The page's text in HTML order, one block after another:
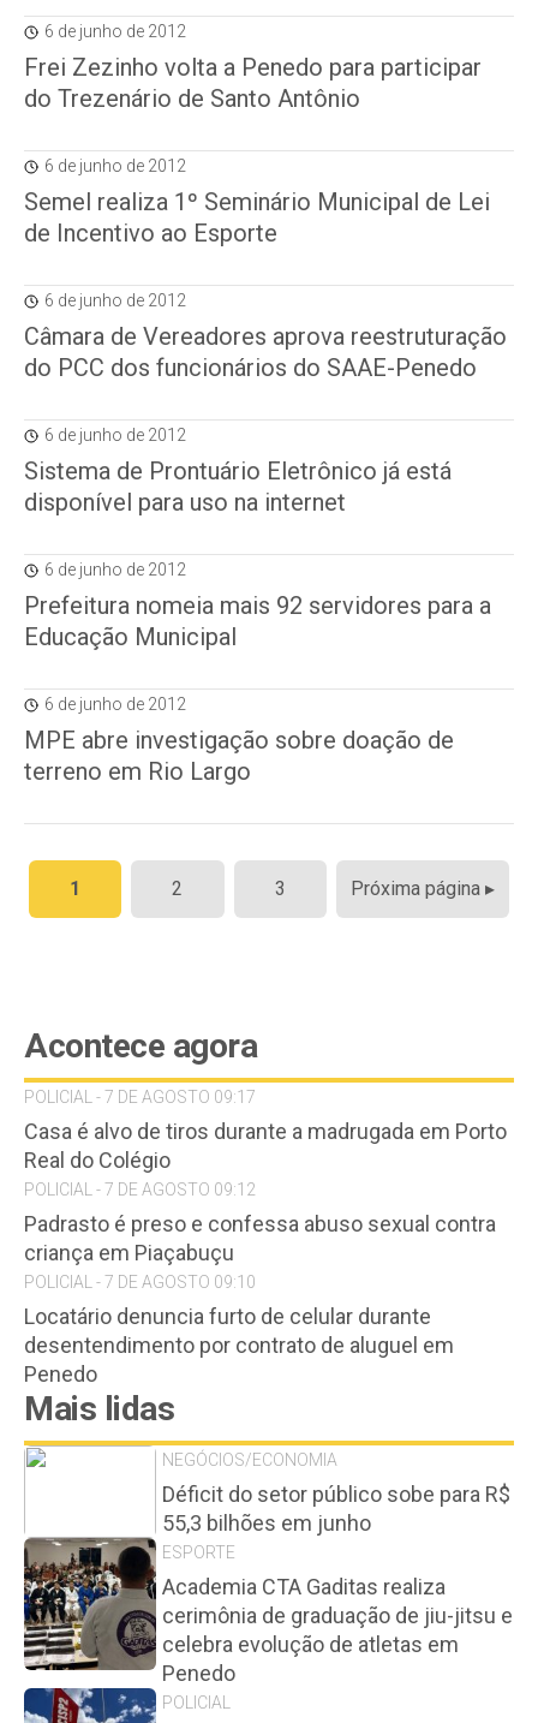
6 de junho de 2012
Frei Zezinho volta a Penedo para participar
do Trezenário de Santo Antônio
6 de junho de 2012
Semel realiza 1º Seminário Municipal de Lei
de Incentivo ao Esporte
6 de junho de 2012
Câmara de Vereadores aprova reestruturação
do PCC dos funcionários do SAAE-Penedo
6 de junho de 2012
Sistema de Prontuário Eletrônico já está
disponível para uso na internet
6 de junho de 2012
Prefeitura nomeia mais 92 servidores para a
Educação Municipal
6 de junho de 2012
MPE abre investigação sobre doação de
terreno em Rio Largo
Paginação
de
1 2 3 Próxima página ▸
Acontece agora
POLICIAL - 7 DE AGOSTO 09:17
Casa é alvo de tiros durante a madrugada em Porto
Real do Colégio
POLICIAL - 7 DE AGOSTO 09:12
Padrasto é preso e confessa abuso sexual contra
criança em Piaçabuçu
POLICIAL - 7 DE AGOSTO 09:10
Locatário denuncia furto de celular durante
desentendimento por contrato de aluguel em
Penedo
Mais lidas
NEGÓCIOS/ECONOMIA
Déficit do setor público sobe para R$
55,3 bilhões em junho
ESPORTE
Academia CTA Gaditas realiza
cerimônia de graduação de jiu-jitsu e
celebra evolução de atletas em
Penedo
POLICIAL